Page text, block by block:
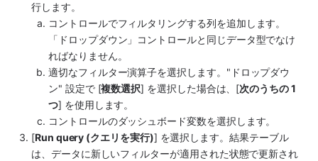
行します。
コントロールでフィルタリングする列を追加します。
「ドロップダウン」コントロールと同じデータ型でなけ
ればなりません。
適切なフィルター演算子を選択します。"ドロップダウ
ン" 設定で [複数選択] を選択した場合は、[次のうちの 1
つ] を使用します。
コントロールのダッシュボード変数を選択します。
[Run query (クエリを実行)] を選択します。結果テーブル
は、データに新しいフィルターが適用された状態で更新され